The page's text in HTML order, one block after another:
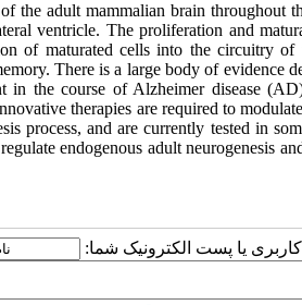
the adult mammalian brain throughout
ventricle. The proliferation and
of maturated cells into the circuitry of
There is a large body of evidence
in the course of Alzheimer disease
therapies are required to
process, and are currently tested in
endogenous adult neurogenesis
کاربری یا پست الکترونیک شما: